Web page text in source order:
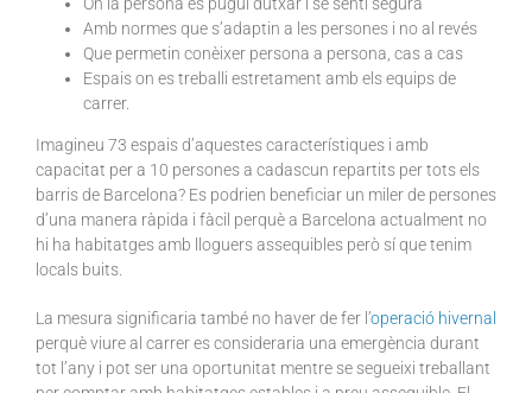
Amb normes que s’adaptin a les persones i no al revés
Que permetin conèixer persona a persona, cas a cas
Espais on es treballi estretament amb els equips de
carrer.
Imagineu 73 espais d’aquestes característiques i amb
capacitat per a 10 persones a cadascun repartits per tots els
barris de Barcelona? Es podrien beneficiar un miler de persones
d’una manera ràpida i fàcil perquè a Barcelona actualment no
hi ha habitatges amb lloguers assequibles però sí que tenim
locals buits.
La mesura significaria també no haver de fer l’operació hivernal
perquè viure al carrer es consideraria una emergència durant
tot l’any i pot ser una oportunitat mentre se segueixi treballant